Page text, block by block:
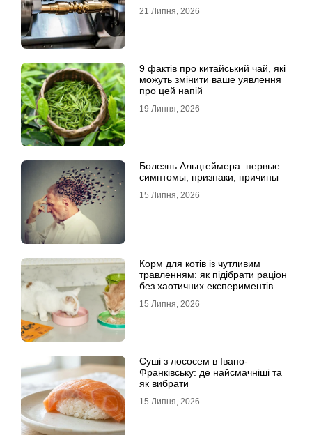
21 Липня, 2026
9 фактів про китайський чай, які
можуть змінити ваше уявлення
про цей напій
19 Липня, 2026
Болезнь Альцгеймера: первые
симптомы, признаки, причины
15 Липня, 2026
Корм для котів із чутливим
травленням: як підібрати раціон
без хаотичних експериментів
15 Липня, 2026
Суші з лососем в Івано-
Франківську: де найсмачніші та
як вибрати
15 Липня, 2026